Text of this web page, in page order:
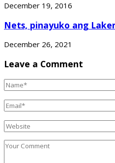
December 19, 2016
Nets, pinayuko ang
December 26, 2021
Leave a Comment